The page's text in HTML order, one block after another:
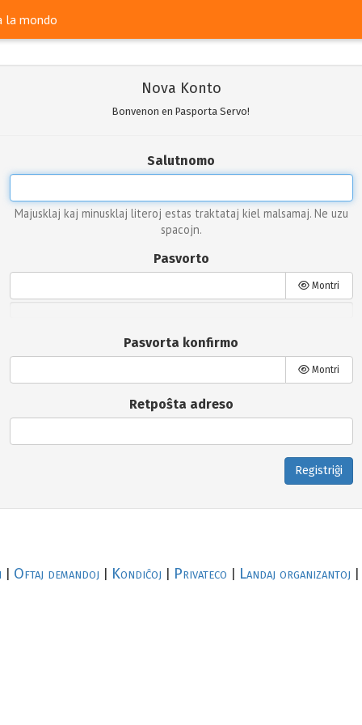
la mondo
Nova Konto
Bonvenon en Pasporta Servo!
Salutnomo
Majusklaj kaj minusklaj literoj estas traktataj kiel malsamaj. Ne uzu
spacojn.
Pasvorto
Montri
Pasvorta konfirmo
Montri
Retpoŝta adreso
Registriĝi
Oftaj demandoj Kondiĉoj Privateco Landaj organizantoj